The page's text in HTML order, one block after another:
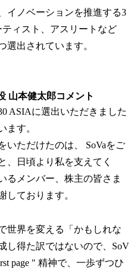
イノベーションを推進する3
ィスト、アスリートなど
選出されています。
山本健太郎コメント
ASIAに選出いただきました
ます。
いただけたのは、 SoVaをご
、日頃より私を支えてく
るメンバー、株主の皆さま
しております。
世界を変える「かもしれな
し得た訳ではないので、SoV
page " 精神で、一歩ずつひ